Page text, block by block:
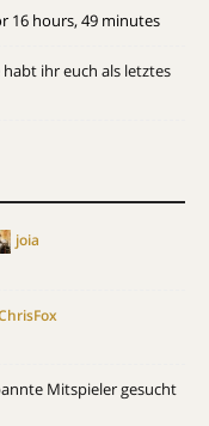
16 hours, 49 minutes
habt ihr euch als letztes
joia
Mitspieler gesucht